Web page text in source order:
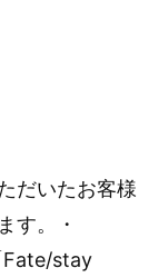
だいたお客様
す。・
Fate/stay